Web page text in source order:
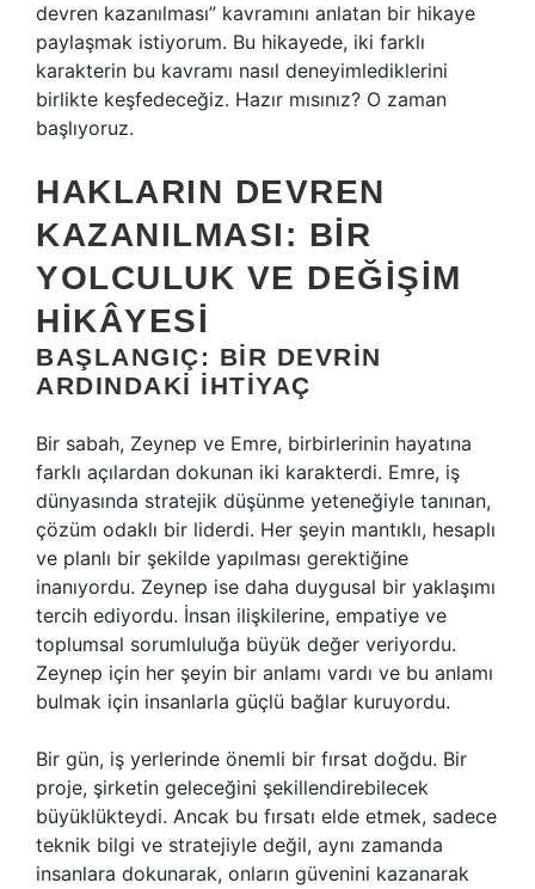
devren kazanılması” kavramını anlatan bir hikaye
paylaşmak istiyorum. Bu hikayede, iki farklı
karakterin bu kavramı nasıl deneyimlediklerini
birlikte keşfedeceğiz. Hazır mısınız? O zaman
başlıyoruz.
HAKLARIN DEVREN
KAZANILMASI: BIR
YOLCULUK VE DEĞIŞIM
HIKÂYESI
BAŞLANGIÇ: BIR DEVRIN
ARDINDAKI İHTIYAÇ
Bir sabah, Zeynep ve Emre, birbirlerinin hayatına
farklı açılardan dokunan iki karakterdi. Emre, iş
dünyasında stratejik düşünme yeteneğiyle tanınan,
çözüm odaklı bir liderdi. Her şeyin mantıklı, hesaplı
ve planlı bir şekilde yapılması gerektiğine
inanıyordu. Zeynep ise daha duygusal bir yaklaşımı
tercih ediyordu. İnsan ilişkilerine, empatiye ve
toplumsal sorumluluğa büyük değer veriyordu.
Zeynep için her şeyin bir anlamı vardı ve bu anlamı
bulmak için insanlarla güçlü bağlar kuruyordu.
Bir gün, iş yerlerinde önemli bir fırsat doğdu. Bir
proje, şirketin geleceğini şekillendirebilecek
büyüklükteydi. Ancak bu fırsatı elde etmek, sadece
teknik bilgi ve stratejiyle değil, aynı zamanda
insanlara dokunarak, onların güvenini kazanarak